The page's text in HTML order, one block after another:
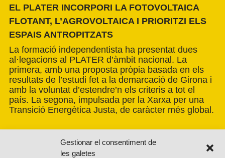
Gestionar el consentiment de
les galetes
EL PLATER INCORPORI LA FOTOVOLTAICA
FLOTANT, L’AGROVOLTAICA I PRIORITZI ELS
ESPAIS ANTROPITZATS
La formació independentista ha presentat dues
al·legacions al PLATER d’àmbit nacional. La
primera, amb una proposta pròpia basada en els
resultats de l’estudi fet a la demarcació de Girona i
amb la voluntat d’estendre’n els criteris a tot el
país. La segona, impulsada per la Xarxa per una
Transició Energètica Justa, de caràcter més global.